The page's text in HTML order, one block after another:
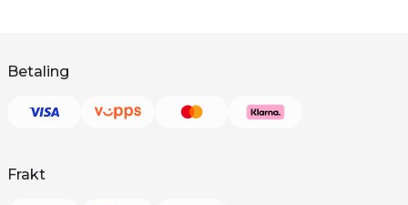
Betaling
Frakt